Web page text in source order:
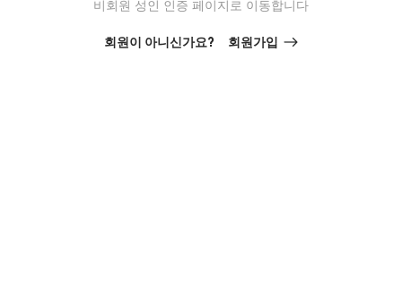
비회원 성인 인증 페이지로 이동합니다
회원이 아니신가요? 회원가입